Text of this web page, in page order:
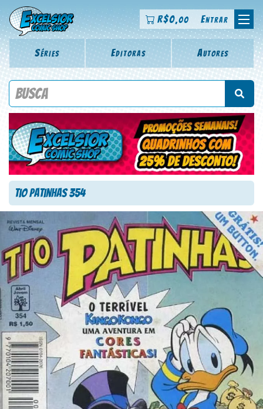
R$0,00 Entrar
Séries Editoras Autores
Procure por título da revista, personagem, série, escritor,
Tio Patinhas 354